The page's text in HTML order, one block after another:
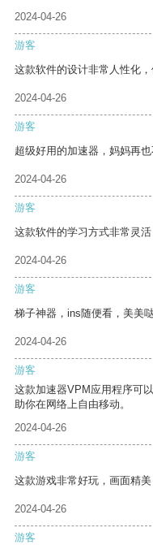
2024-04-26
游客
这款软件的设计非常人性化，
2024-04-26
游客
超级好用的加速器，妈妈再
2024-04-26
游客
这款软件的学习方式非常灵
2024-04-26
游客
梯子神器，ins随便看，美美哒
2024-04-26
游客
这款加速器VPM应用程序可
助你在网络上自由移动。
2024-04-26
游客
这款游戏非常好玩，画面精美
2024-04-26
游客